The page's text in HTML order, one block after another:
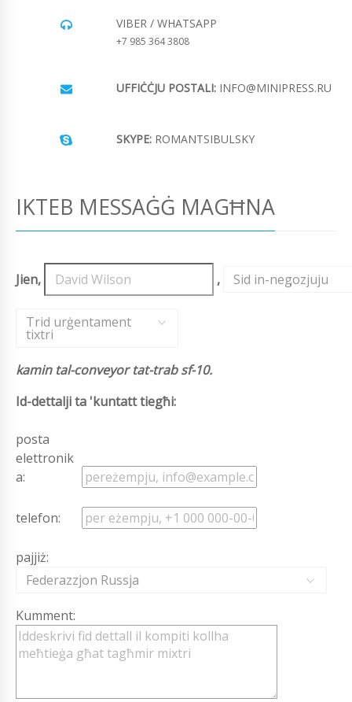
VIBER / WHATSAPP
+7 985 364 3808
UFFIĊĊJU POSTALI: INFO@MINIPRESS.RU
SKYPE: ROMANTSIBULSKY
IKTEB MESSAĠĠ MAGĦNA
Jien, , Sid in-negozjuju
,
Trid urġentament
tixtri
kamin tal-conveyor tat-trab sf-10.
Id-dettalji ta 'kuntatt tiegħi:
posta
elettronik
a:
telefon:
pajjiż:
Federazzjon Russja
Kumment: